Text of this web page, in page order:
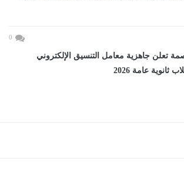
0
تعلن جاهزية معامل التنسيق الإلكتروني
ثانوية عامة 2026